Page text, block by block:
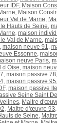
IDF, Maison
, Maison
Val de Marne,
Hauts de Seine,
, maison
Val de Marne,
, maison neuve 91,
Essonne,
neuve Paris,
d Oise, maison
, maison passive 78,
, maison passive 95,
, maison passive
Seine Saint
, Maitre
, Maitre d'œuvre 93,
de Seine,